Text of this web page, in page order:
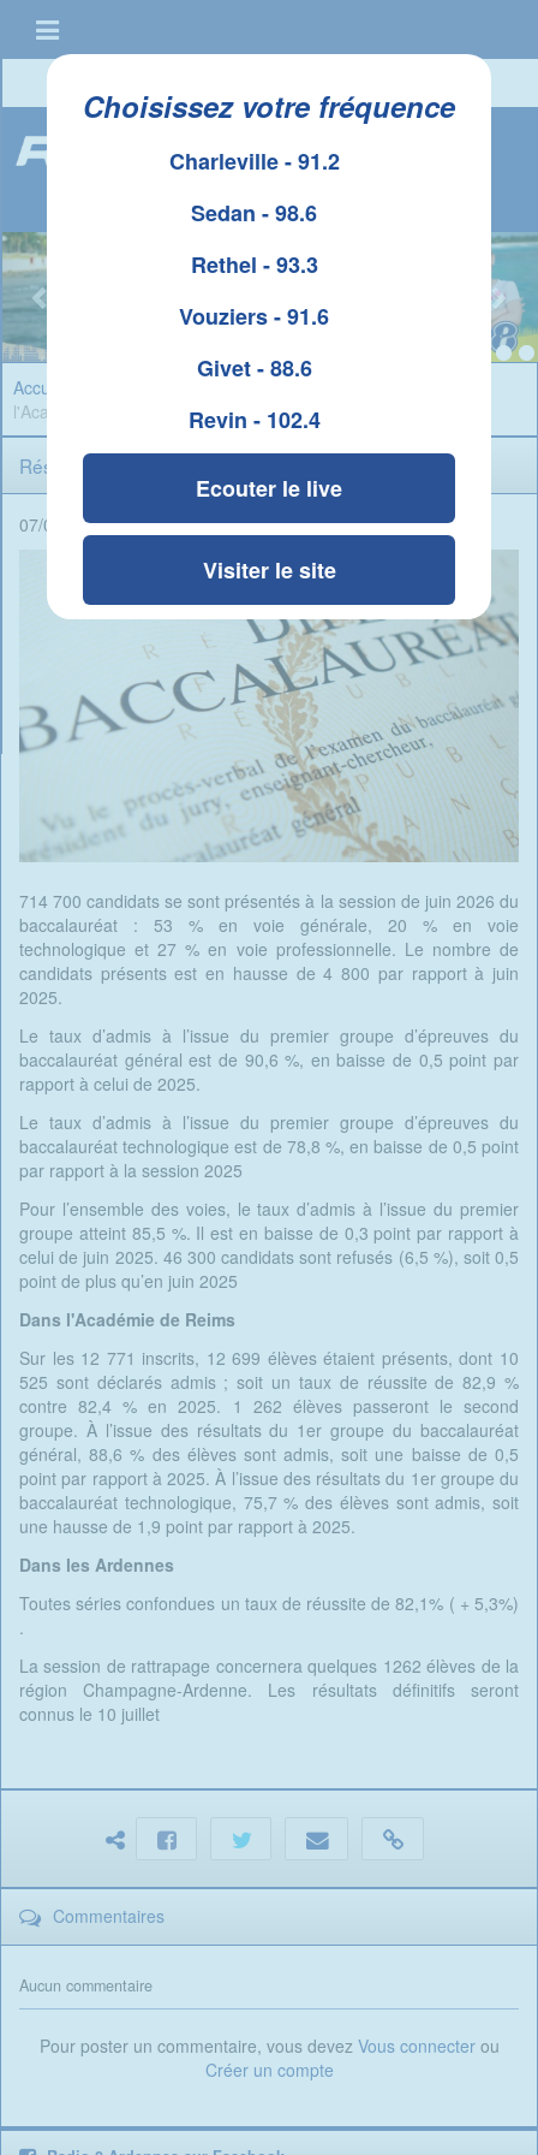
Choisissez votre fréquence
Charleville - 91.2
Sedan - 98.6
Rethel - 93.3
Vouziers - 91.6
Givet - 88.6
Revin - 102.4
Ecouter le live
Visiter le site
Accueil
l'Académie de Reims
Résultats du BAC 2026 dans l'Académie de Reims
07/07/2026 - 17:45 -Rédigé par René Ait Braham
714 700 candidats se sont présentés à la session de juin 2026 du
baccalauréat : 53 % en voie générale, 20 % en voie
technologique et 27 % en voie professionnelle. Le nombre de
candidats présents est en hausse de 4 800 par rapport à juin
2025.
Le taux d’admis à l’issue du premier groupe d’épreuves du
baccalauréat général est de 90,6 %, en baisse de 0,5 point par
rapport à celui de 2025.
Le taux d’admis à l’issue du premier groupe d’épreuves du
baccalauréat technologique est de 78,8 %, en baisse de 0,5 point
par rapport à la session 2025
Pour l’ensemble des voies, le taux d’admis à l’issue du premier
groupe atteint 85,5 %. Il est en baisse de 0,3 point par rapport à
celui de juin 2025. 46 300 candidats sont refusés (6,5 %), soit 0,5
point de plus qu’en juin 2025
Dans l'Académie de Reims
Sur les 12 771 inscrits, 12 699 élèves étaient présents, dont 10
525 sont déclarés admis ; soit un taux de réussite de 82,9 %
contre 82,4 % en 2025. 1 262 élèves passeront le second
groupe. À l’issue des résultats du 1er groupe du baccalauréat
général, 88,6 % des élèves sont admis, soit une baisse de 0,5
point par rapport à 2025. À l’issue des résultats du 1er groupe du
baccalauréat technologique, 75,7 % des élèves sont admis, soit
une hausse de 1,9 point par rapport à 2025.
Dans les Ardennes
Toutes séries confondues un taux de réussite de 82,1% ( + 5,3%)
.
La session de rattrapage concernera quelques 1262 élèves de la
région Champagne-Ardenne. Les résultats définitifs seront
connus le 10 juillet
Commentaires
Aucun commentaire
Pour poster un commentaire, vous devez Vous connecterou
Créer un compte